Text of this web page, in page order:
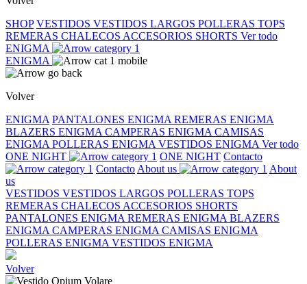
SHOP VESTIDOS VESTIDOS LARGOS POLLERAS TOPS
REMERAS CHALECOS ACCESORIOS SHORTS Ver todo
ENIGMA
ENIGMA
Volver
ENIGMA PANTALONES ENIGMA REMERAS ENIGMA
BLAZERS ENIGMA CAMPERAS ENIGMA CAMISAS
ENIGMA POLLERAS ENIGMA VESTIDOS ENIGMA Ver todo
ONE NIGHT
ONE NIGHT Contacto
Contacto About us
About
us
VESTIDOS VESTIDOS LARGOS POLLERAS TOPS
REMERAS CHALECOS ACCESORIOS SHORTS
PANTALONES ENIGMA REMERAS ENIGMA BLAZERS
ENIGMA CAMPERAS ENIGMA CAMISAS ENIGMA
POLLERAS ENIGMA VESTIDOS ENIGMA
Volver